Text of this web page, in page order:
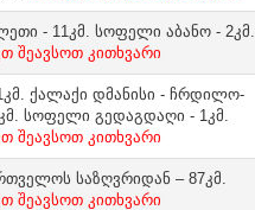
- 11კმ. სოფელი აბანო - 2კმ.
შეავსოთ კითხვარი
ქალაქი დმანისი - ჩრდილო-
სოფელი გედაგდაღი - 1კმ.
შეავსოთ კითხვარი
საზღვრიდან – 87კმ.
შეავსოთ კითხვარი